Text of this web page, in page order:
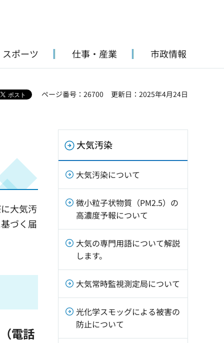
ポーツ 仕事・産業 市政情報
ページ番号：26700
更新日：2025年4月24日
大気汚
づく届
（電話
大気汚染
大気汚染について
微小粒子状物質（PM2.5）の
高濃度予報について
大気の専門用語について解説
します。
大気常時監視測定局について
光化学スモッグによる被害の
防止について